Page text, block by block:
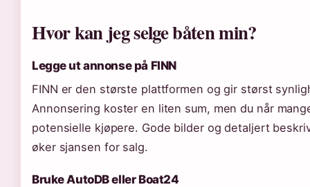
Hvor kan jeg selge båten min?
Legge ut annonse på FINN
FINN er den største plattformen og gir størst
Annonsering koster en liten sum, men du når
potensielle kjøpere. Gode bilder og detaljert
øker sjansen for salg.
Bruke AutoDB eller Boat24